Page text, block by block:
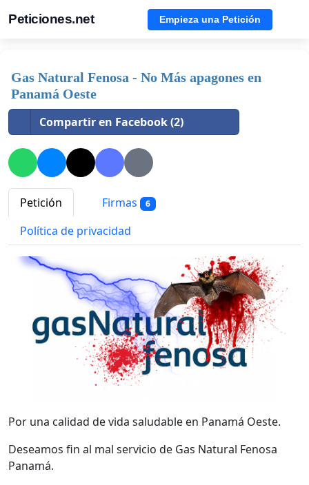
Peticiones.net Empieza una Petición
Gas Natural Fenosa - No Más apagones en
Panamá Oeste
Compartir en Facebook (2)
Petición Firmas 6
Política de privacidad
Por una calidad de vida saludable en Panamá Oeste.
Deseamos fin al mal servicio de Gas Natural Fenosa
Panamá.